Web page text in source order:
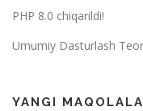
PHP 8.0 chiqarildi!
Umumiy Dasturlash
YANGI